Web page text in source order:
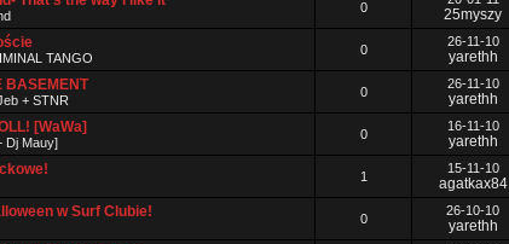
0 25myszy
TANGO
0
26-11-10
yarethh
BASEMENT
+ STNR
0
26-11-10
yarethh
[WaWa]
Dj Mauy]
0
16-11-10
yarethh
1
15-11-10
agatkax84
w Surf Clubie! 0
26-10-10
yarethh